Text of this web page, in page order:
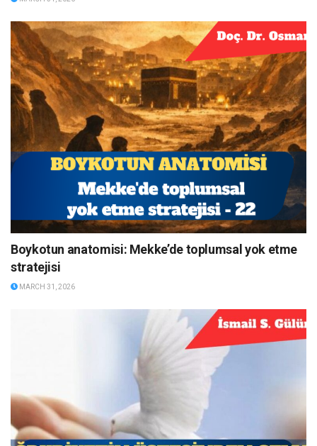
Boykotun anatomisi: Mekke’de toplumsal yok etme
stratejisi
MARCH 31, 2026